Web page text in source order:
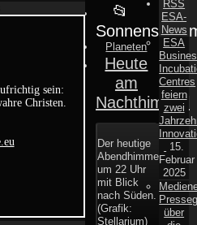
Planeten
Heute
am
Nachthimmel
Der heutige
Abendhimmel
um 22 Uhr
mit Blick
nach Süden.
(Grafik:
Stellarium)
ESA-
News
ESA
Centres
feiern
zwei
15.
Februar
2025
über